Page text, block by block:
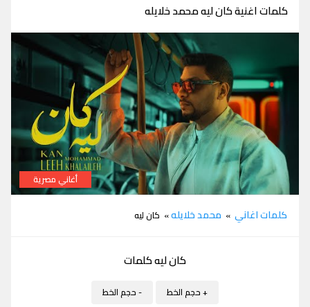
كلمات اغنية كان ليه محمد خلايله
أغاني مصرية
كلمات اغاني » محمد خلايله» كان ليه
كان ليه كلمات
+ حجم الخط - حجم الخط